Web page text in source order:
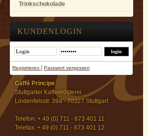
Trinkschokolade
KUNDENLOGIN
Registrieren Passwort vergessen
Caffè Principe
Stuttgarter Kaffeerösterei
Lindenfelsstr. 39a · 70327 Stuttgart
Telefon: + 49 (0) 711 - 673 401 11
Telefax: + 49 (0) 711 - 673 401 12